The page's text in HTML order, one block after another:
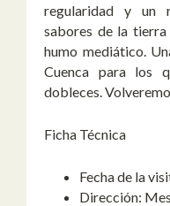
regularidad y un
sabores de la
humo mediático.
Cuenca para los
dobleces.
Ficha Técnica
Fecha de la
Dirección: